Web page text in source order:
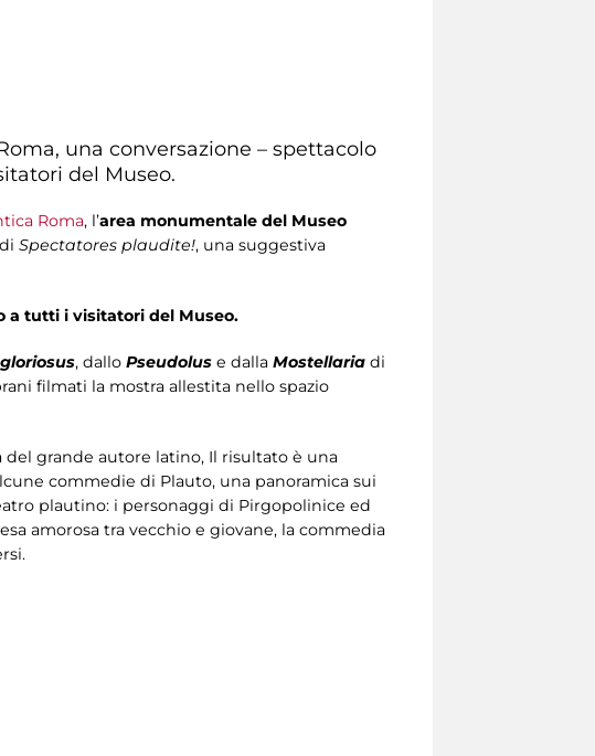
una conversazione – spettacolo
del Museo.
Roma, l’area monumentale del Museo
Spectatores plaudite!, una suggestiva
a tutti i visitatori del Museo.
, dallo Pseudolus e dalla Mostellaria di
filmati la mostra allestita nello spazio
grande autore latino, Il risultato è una
commedie di Plauto, una panoramica sui
plautino: i personaggi di Pirgopolinice ed
amorosa tra vecchio e giovane, la commedia